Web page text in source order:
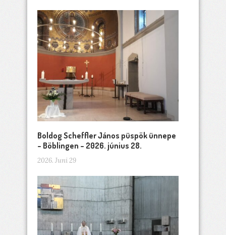
Boldog Scheffler János püspök ünnepe
– Böblingen – 2026. június 28.
2026. Juni 29